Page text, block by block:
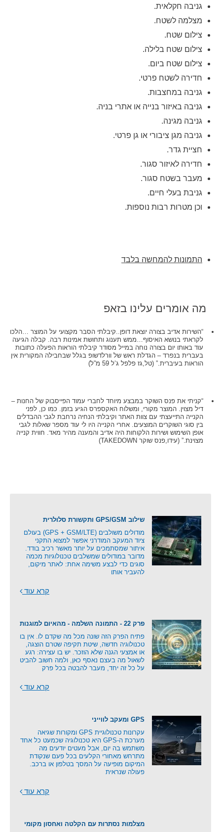
גניבה חקלאית.
מצלמה לשטח.
צילום שטח.
צילום שטח בלילה.
צילום שטח ביום.
חדירה לשטח פרטי.
גניבה במחצבות.
גניבה באיזור בנייה או אתרי בניה.
גניבה מגינה.
גניבה מגן ציבורי או גן פרטי.
חציית גדר.
חדירה לאיזור סגור.
מעבר בשטח סגור.
גניבת בעלי חיים.
וכן מטרות רבות נוספות.
התמונות להמחשה בלבד
מה אומרים עלינו בזאפ
“השירות אדיב בצורה יוצאת דופן..קיבלתי הסבר מקצועי על המוצר …הלכו
לקראתי בנושא האיסוף…ממש תענוג ותחושת אמינות רבה. קבלה הגיעה
עוד באותו יום בצורה נוחה במייל מסודר קיבלתי הוראות הפעלה כתובות
בעברית בנפרד – הגדלת ראש של וורלדשופ בגלל שבחבילה המקורית אין
הוראות בעיברית.” (טל,גז פלפל ג’ל 59 מ”ל)
“קניתי את פנס השוקר במבצע מיוחד לחברי עמוד הפייסבוק של החנות –
דיל מצוין. המוצר מקורי, ומשלוח האקספרס הגיע בזמן. כמו כן, לפני
הקנייה התייעצתי עם צוות האתר וקיבלתי הנחיה נרחבת לגבי ההבדלים
בין סוגי השוקרים המוצעים. אחרי הקנייה היו לי עוד מספר שאלות לגבי
אופן השימוש ושירות הלקוחות היה אדיב והמענה מהיר מאד. חווית קנייה
מצוינת.” (עידו,פנס שוקר TAKEDOWN)
שילוב GPS/GSM ותקשורת סלולרית
מודולים משולבים (GPS + GSM/LTE) בעולם
ציוד המעקב המודרני אפשר למצוא התקני
איתור שמסתמכים על יותר מאשר רכיב בודד.
מדובר במודולים שמשלבים טכנולוגיות מכמה
סוגים כדי לבצע משימה אחת: לאתר מיקום,
להעביר אותו
קרא עוד
פרק 22 - התמונה השלמה - מהאיום למוגנות
פתיח הפרק הזה שונה מכל מה שקדם לו. אין בו
טכנולוגיה חדשה, שיטת תקיפה שטרם הוצגה,
או אמצעי הגנה שלא הוזכר. יש בו עצירה: רגע
לשאול מה בעצם נאסף כאן, ולמה חשוב להביט
על כל זה יחד, מעבר להבטה בכל פרק
קרא עוד
GPS ומעקב לווייני
עקרונות טכנולוגיית GPS ומקורות שגיאה
מערכת ה-GPS היא טכנולוגיה שכמעט כל אחד
משתמש בה יום, אבל מעטים יודעים מה
מתרחש מאחורי הקלעים בכל פעם שנקודת
המיקום מופיעה על המסך בטלפון או ברכב.
פעולה שנראית
קרא עוד
מצלמות נסתרות עם הקלטה ואחסון מקומי